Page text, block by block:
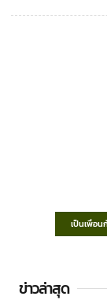
เป็นเพื่อน
ข่าวล่าสุด